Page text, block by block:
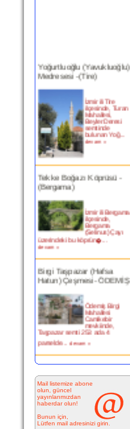
Yoğurtluoğlu (Yavukluoğlu)
Medresesi -(Tire)
İzmir ili Tire
ilçesinde, Turan
Mahallesi,
Beyler Deresi
semtinde
bulunan Yoğ...
devam »
Tekke Boğazı Köprüsü -
(Bergama)
İzmir ili Bergama
ilçesinde,
Bergama
(Selinus) Çayı
üzerindeki bu köprün�...
devam »
Birgi Taşpazar (Hafsa
Hatun) Çeşmesi- ÖDEMİŞ
Ödemiş Birgi
Mahallesi
Camikebir
mevkiinde,
Taşpazar semti 253 ada 4
parselde...
Kitabesiz Çeşmeler 4-
Resimde
görülen çeşme
İnkilap Caddesi
üzerinde yer
alan çarşı
Mail listemize abone
olun, güncel
yayınlarımızdan
haberdar olun!
Bunun için,
Lütfen mail adresinizi girin.